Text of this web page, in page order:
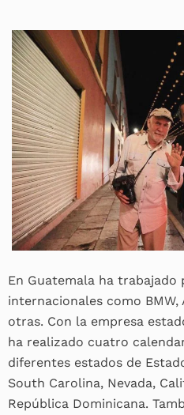
En Guatemala ha trabajado
internacionales como BMW,
otras. Con la empresa
ha realizado cuatro
diferentes estados de
South Carolina, Nevada,
República Dominicana.